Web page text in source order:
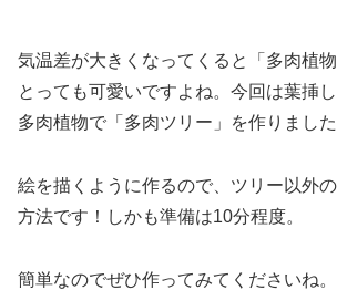
気温差が大きくなってくると「多肉植
とっても可愛いですよね。今回は葉挿
多肉植物で「多肉ツリー」を作りました
絵を描くように作るので、ツリー以外
方法です！しかも準備は10分程度。
簡単なのでぜひ作ってみてくださいね。